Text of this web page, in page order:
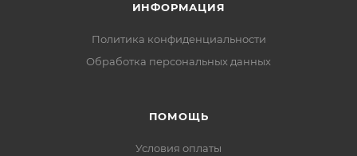
ИНФОРМАЦИЯ
Политика конфиденциальности
Обработка персональных данных
ПОМОЩЬ
Условия оплаты